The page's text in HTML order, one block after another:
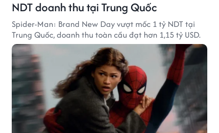
NDT doanh thu tại Trung Quốc
Spider-Man: Brand New Day vượt mốc 1 tỷ NDT tại
Trung Quốc, doanh thu toàn cầu đạt hơn 1,15 tỷ USD.